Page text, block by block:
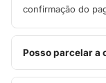
confirmação do
Posso parcelar a
Sim, parcelamos